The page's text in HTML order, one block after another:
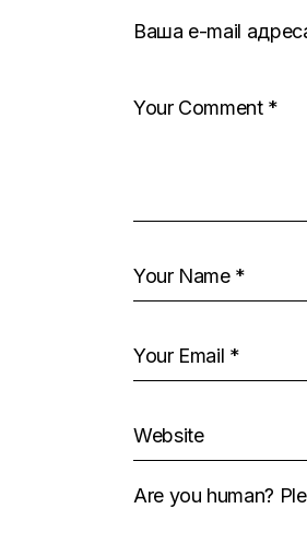
Ваша e-mail
Are you human?